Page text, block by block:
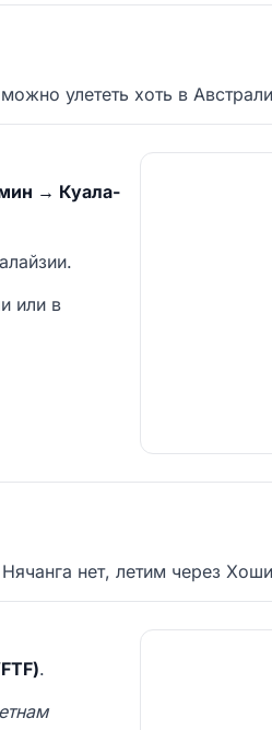
улететь хоть в
→ Куала-
или в
нет, летим через
.